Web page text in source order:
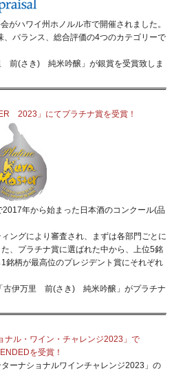
がハワイ州ホノルル市で開催されました。
バランス、総合評価の4つのカテゴリーで
前(さき) 純米吟醸」が銀賞を受賞致しま
2023」にてプラチナ賞を受賞！
2017年から始まった日本酒のコンクール(品
ングにより審査され、まずは各部門ごとに
、プラチナ賞に選ばれた中から、上位5銘
銘柄が最高位のプレジデント賞にそれぞれ
古伊万里 前(さき) 純米吟醸」がプラチナ
ナル・ワイン・チャレンジ2023」で
を受賞！
ーナショナルワインチャレンジ2023」の